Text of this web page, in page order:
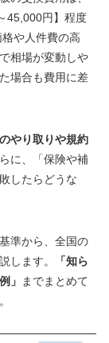
45,000円】程度
や人件費の高
相場が変動しや
場合も費用に差
やり取りや規約
に、「保険や補
したらどうな
準から、全国の
します。
「知ら
」
までまとめて